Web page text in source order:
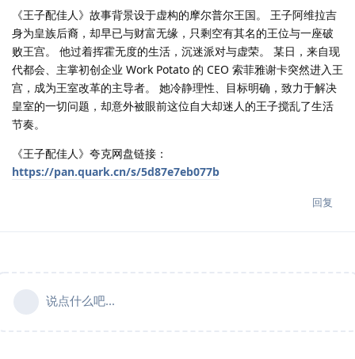
《王子配佳人》故事背景设于虚构的摩尔普尔王国。 王子阿维拉吉
身为皇族后裔，却早已与财富无缘，只剩空有其名的王位与一座破
败王宫。 他过着挥霍无度的生活，沉迷派对与虚荣。 某日，来自现
代都会、主掌初创企业 Work Potato 的 CEO 索菲雅谢卡突然进入王
宫，成为王室改革的主导者。 她冷静理性、目标明确，致力于解决
皇室的一切问题，却意外被眼前这位自大却迷人的王子搅乱了生活
节奏。
《王子配佳人》夸克网盘链接：
https://pan.quark.cn/s/5d87e7eb077b
回复
说点什么吧...